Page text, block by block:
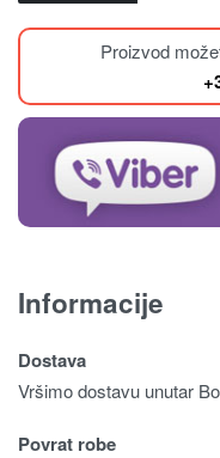
Proizvod
Informacije
Dostava
Vršimo dostavu unutar
Povrat robe